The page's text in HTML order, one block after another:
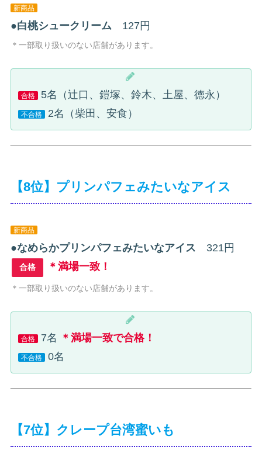
新商品
●白桃シュークリーム 127円
＊一部取り扱いのない店舗があります。
合格 5名（辻口、鎧塚、鈴木、土屋、徳永）
不合格 2名（柴田、安食）
【8位】プリンパフェみたいなアイス
新商品
●なめらかプリンパフェみたいなアイス 321円
合格 ＊満場一致！
＊一部取り扱いのない店舗があります。
合格 7名 ＊満場一致で合格！
不合格 0名
【7位】クレープ台湾蜜いも